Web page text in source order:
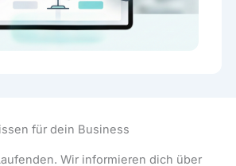
für dein Business
Wir informieren dich über